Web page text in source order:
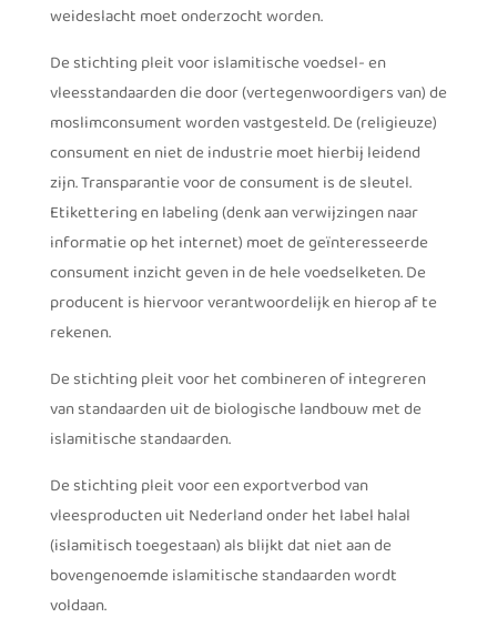
weideslacht moet onderzocht worden.
De stichting pleit voor islamitische voedsel- en
vleesstandaarden die door (vertegenwoordigers van) de
moslimconsument worden vastgesteld. De (religieuze)
consument en niet de industrie moet hierbij leidend
zijn. Transparantie voor de consument is de sleutel.
Etikettering en labeling (denk aan verwijzingen naar
informatie op het internet) moet de geïnteresseerde
consument inzicht geven in de hele voedselketen. De
producent is hiervoor verantwoordelijk en hierop af te
rekenen.
De stichting pleit voor het combineren of integreren
van standaarden uit de biologische landbouw met de
islamitische standaarden.
De stichting pleit voor een exportverbod van
vleesproducten uit Nederland onder het label halal
(islamitisch toegestaan) als blijkt dat niet aan de
bovengenoemde islamitische standaarden wordt
voldaan.